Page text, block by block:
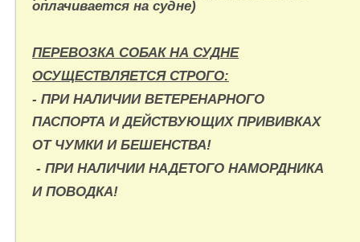
оплачивается на судне)
ПЕРЕВОЗКА СОБАК НА СУДНЕ
ОСУЩЕСТВЛЯЕТСЯ СТРОГО:
- ПРИ НАЛИЧИИ ВЕТЕРЕНАРНОГО
ПАСПОРТА ИДЕЙСТВУЮЩИХ ПРИВИВКАХ
ОТ ЧУМКИ И БЕШЕНСТВА!
- ПРИ НАЛИЧИИ НАДЕТОГО НАМОРДНИКА
И ПОВОДКА!